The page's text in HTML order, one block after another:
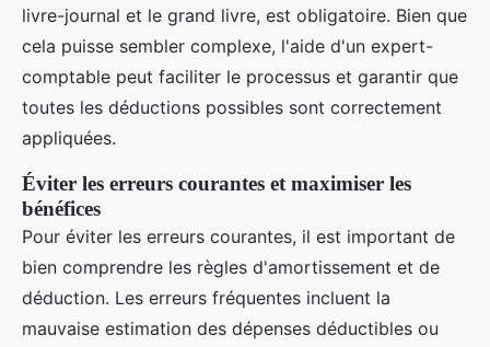
livre-journal et le grand livre, est obligatoire. Bien que
cela puisse sembler complexe, l'aide d'un expert-
comptable peut faciliter le processus et garantir que
toutes les déductions possibles sont correctement
appliquées.
Éviter les erreurs courantes et maximiser les
bénéfices
Pour éviter les erreurs courantes, il est important de
bien comprendre les règles d'amortissement et de
déduction. Les erreurs fréquentes incluent la
mauvaise estimation des dépenses déductibles ou